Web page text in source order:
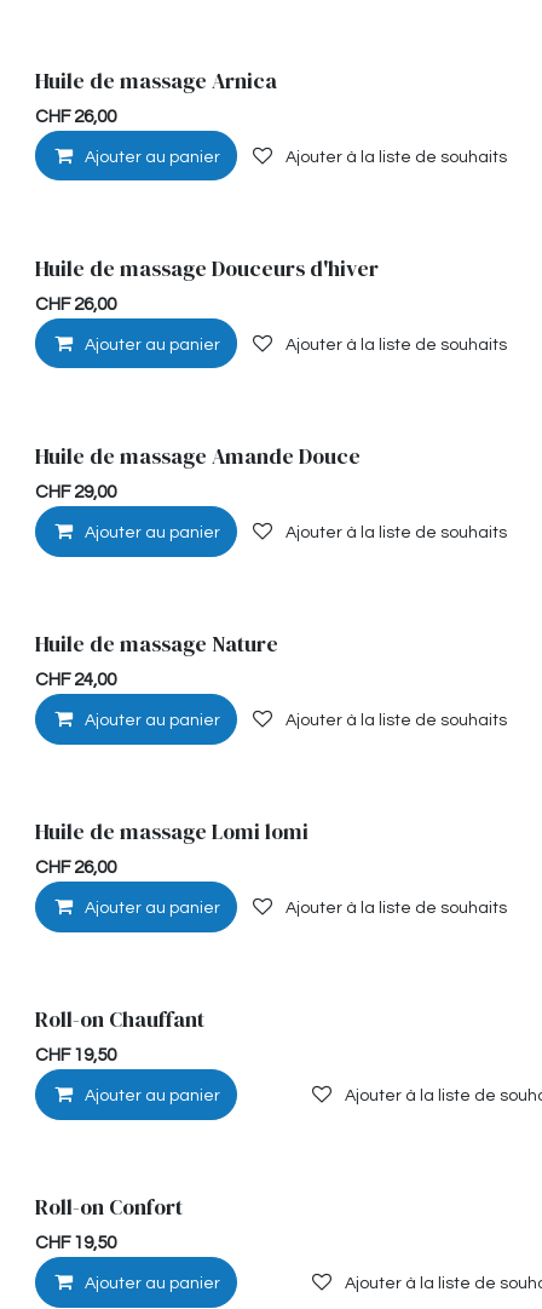
Musculaire
Huile de massage Arnica
CHF 26,00
Ajouter au panier Ajouter à la liste de souhaits
Détente
Huile de massage Douceurs d'hiver
CHF 26,00
Ajouter au panier Ajouter à la liste de souhaits
Détente
Huile de massage Amande Douce
CHF 29,00
Ajouter au panier Ajouter à la liste de souhaits
Huile de massage Nature
CHF 24,00
Ajouter au panier Ajouter à la liste de souhaits
Détente
Huile de massage Lomi lomi
CHF 26,00
Ajouter au panier Ajouter à la liste de souhaits
Musculaire
Roll-on Chauffant
CHF 19,50
Ajouter au panier Ajouter à la liste de
Musculaire
Roll-on Confort
CHF 19,50
Ajouter au panier Ajouter à la liste de